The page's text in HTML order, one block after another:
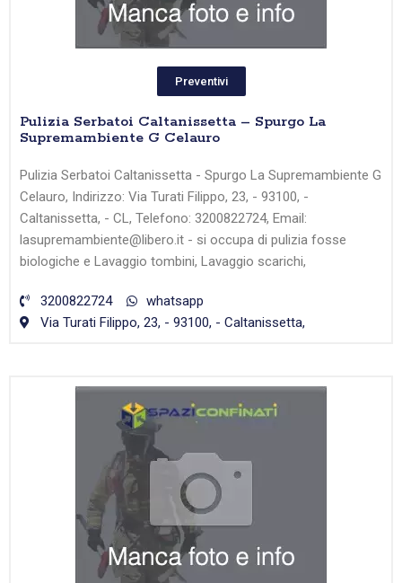
Preventivi
Pulizia Serbatoi Caltanissetta – Spurgo La
Supremambiente G Celauro
Pulizia Serbatoi Caltanissetta - Spurgo La Supremambiente G
Celauro, Indirizzo: Via Turati Filippo, 23, - 93100, -
Caltanissetta, - CL, Telefono: 3200822724, Email:
lasupremambiente@libero.it - si occupa di pulizia fosse
biologiche e Lavaggio tombini, Lavaggio scarichi,
3200822724
whatsapp
Via Turati Filippo, 23, - 93100, - Caltanissetta,